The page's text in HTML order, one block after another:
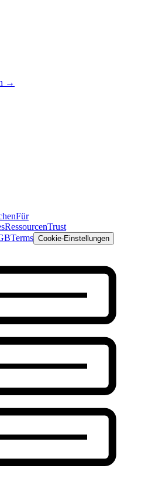
→
Für
RessourcenTrust
Terms Cookie-Einstellungen